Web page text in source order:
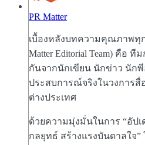
PR Matter
เบื้องหลังบทความคุณภาพทุ
Matter Editorial Team) คือ
กันจากนักเขียน นักข่าว นัก
ประสบการณ์จริงในวงการสื่
ต่างประเทศ
ด้วยความมุ่งมั่นในการ “อัป
กลยุทธ์ สร้างแรงบันดาลใจ